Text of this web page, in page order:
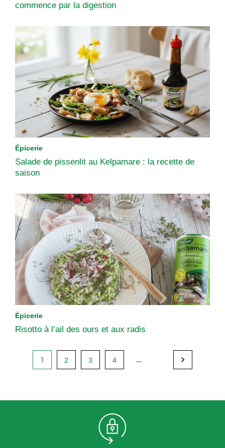
commence par la digestion
Épicerie
Salade de pissenlit au Kelpamare : la recette de
saison
Épicerie
Risotto à l’ail des ours et aux radis
1 2 3 4 …